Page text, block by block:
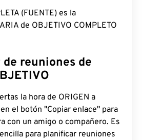
(FUENTE) es la
de OBJETIVO COMPLETO
reuniones de
la hora de ORIGEN a
el botón "Copiar enlace" para
con un amigo o compañero. Es
para planificar reuniones